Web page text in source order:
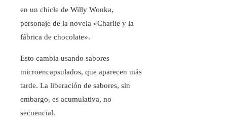
en un chicle de Willy Wonka,
personaje de la novela «Charlie y la
fábrica de chocolate».
Esto cambia usando sabores
microencapsulados, que aparecen más
tarde. La liberación de sabores, sin
embargo, es acumulativa, no
secuencial.